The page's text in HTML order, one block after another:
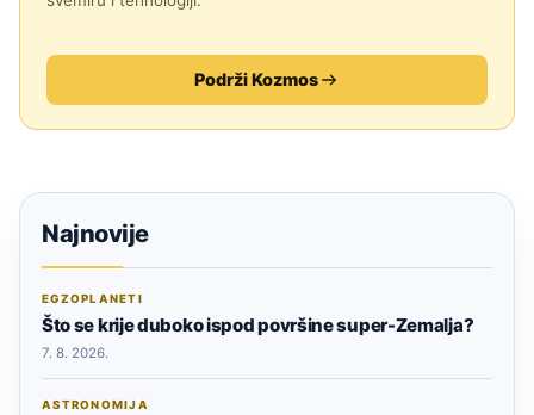
Podrži Kozmos
Najnovije
EGZOPLANETI
Što se krije duboko ispod površine super-Zemalja?
7. 8. 2026.
ASTRONOMIJA